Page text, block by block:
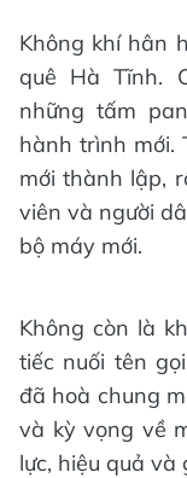
Không khí hân
quê Hà Tĩnh.
những tấm
hành trình mới.
mới thành lập,
viên và người
bộ máy mới.
Không còn là
tiếc nuối tên
đã hoà chung
và kỳ vọng về
lực, hiệu quả